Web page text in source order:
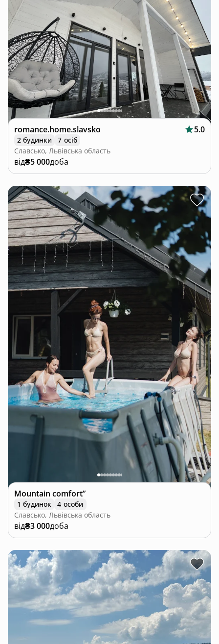
romance.home.slavsko 5.0
2 будинки
7 осіб
Славсько, Львівська область
від₴5 000доба
Mountain comfort”
1 будинок
4 особи
Славсько, Львівська область
від₴3 000доба